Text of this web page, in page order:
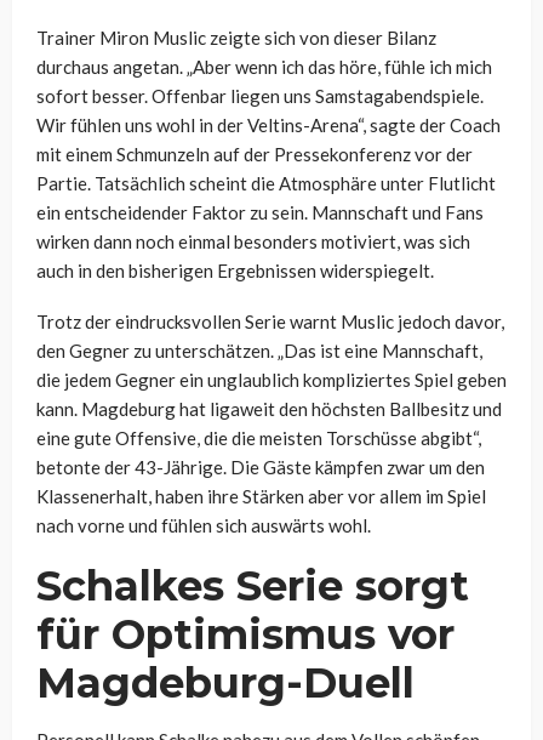
Trainer Miron Muslic zeigte sich von dieser Bilanz
durchaus angetan. „Aber wenn ich das höre, fühle ich mich
sofort besser. Offenbar liegen uns Samstagabendspiele.
Wir fühlen uns wohl in der Veltins-Arena“, sagte der Coach
mit einem Schmunzeln auf der Pressekonferenz vor der
Partie. Tatsächlich scheint die Atmosphäre unter Flutlicht
ein entscheidender Faktor zu sein. Mannschaft und Fans
wirken dann noch einmal besonders motiviert, was sich
auch in den bisherigen Ergebnissen widerspiegelt.
Trotz der eindrucksvollen Serie warnt Muslic jedoch davor,
den Gegner zu unterschätzen. „Das ist eine Mannschaft,
die jedem Gegner ein unglaublich kompliziertes Spiel geben
kann. Magdeburg hat ligaweit den höchsten Ballbesitz und
eine gute Offensive, die die meisten Torschüsse abgibt“,
betonte der 43-Jährige. Die Gäste kämpfen zwar um den
Klassenerhalt, haben ihre Stärken aber vor allem im Spiel
nach vorne und fühlen sich auswärts wohl.
Schalkes Serie sorgt
für Optimismus vor
Magdeburg-Duell